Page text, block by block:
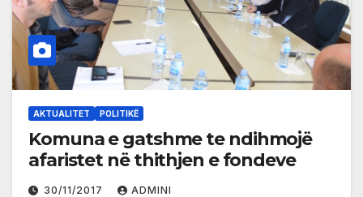
AKTUALITET POLITIKË
Komuna e gatshme te ndihmojë
afaristet në thithjen e fondeve
30/11/2017 ADMINI